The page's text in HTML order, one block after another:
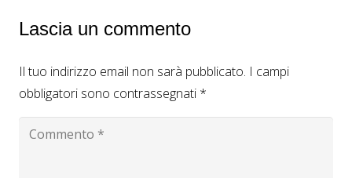
Lascia un commento
Il tuo indirizzo email non sarà pubblicato. I campi
obbligatori sono contrassegnati *